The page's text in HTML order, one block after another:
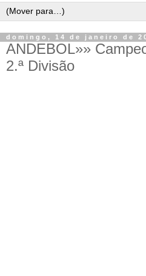
domingo, 14 de janeiro de
ANDEBOL»»
2.ª Divisão